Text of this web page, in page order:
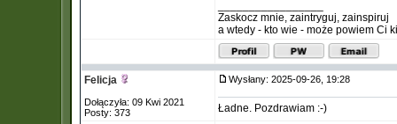
Zaskocz mnie, zaintryguj, zainspiruj
a wtedy - kto wie - może powiem Ci
Felicja
Dołączyła: 09 Kwi 2021
Posty: 373
Wysłany: 2025-09-26, 19:28
Ładne. Pozdrawiam :-)